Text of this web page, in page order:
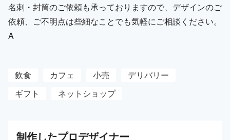
名刺・封筒のご依頼も承っておりますので、デザインのご
依頼、ご不明点は些細なことでも気軽にご相談ください。
A
飲食 カフェ 小売
デリバリー
ギフト
ネットショップ
制作したプロデザイナー